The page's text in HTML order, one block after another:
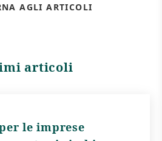
AGLI ARTICOLI
articoli
le imprese